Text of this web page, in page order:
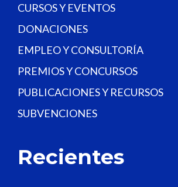
CURSOS Y EVENTOS
DONACIONES
EMPLEO Y CONSULTORÍA
PREMIOS Y CONCURSOS
PUBLICACIONES Y RECURSOS
SUBVENCIONES
Recientes